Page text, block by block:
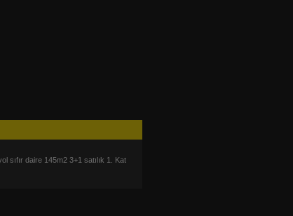
sıfır daire 145m2 3+1 satılık 1. Kat